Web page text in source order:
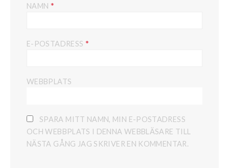
NAMN *
E-POSTADRESS *
WEBBPLATS
SPARA MITT NAMN, MIN E-POSTADRESS
OCH WEBBPLATS I DENNA WEBBLÄSARE TILL
NÄSTA GÅNG JAG SKRIVER EN KOMMENTAR.